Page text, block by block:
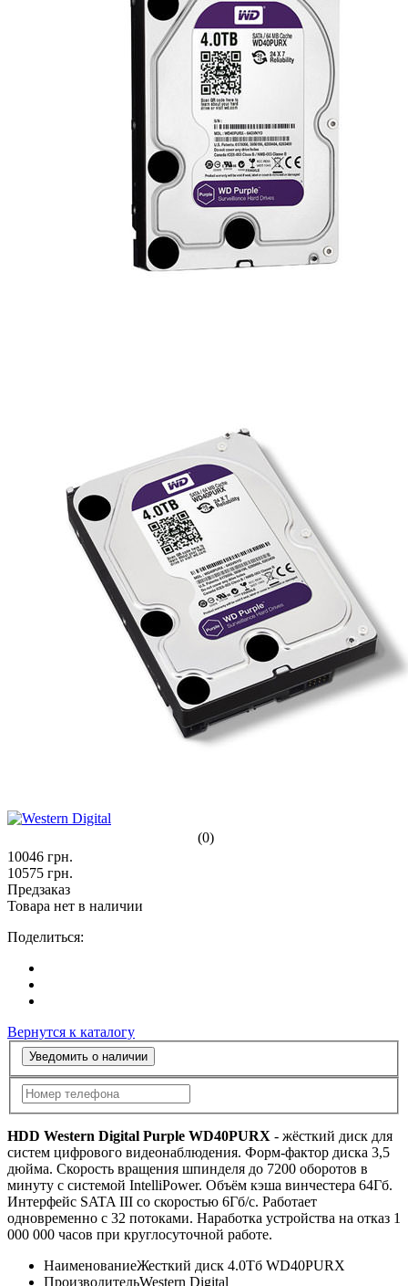
(0)
10046 грн.
10575 грн.
Предзаказ
Товара нет в наличии
Поделиться:
Вернутся к каталогу
Уведомить о наличии
HDD Western Digital Purple WD40PURX - жёсткий диск для
систем цифрового видеонаблюдения. Форм-фактор диска 3,5
дюйма. Скорость вращения шпинделя до 7200 оборотов в
минуту с системой IntelliPower. Объём кэша винчестера 64Гб.
Интерфейс SATA III со скоростью 6Гб/с. Работает
одновременно с 32 потоками. Наработка устройства на отказ 1
000 000 часов при круглосуточной работе.
НаименованиеЖесткий диск 4.0Тб WD40PURX
ПроизводительWestern Digital